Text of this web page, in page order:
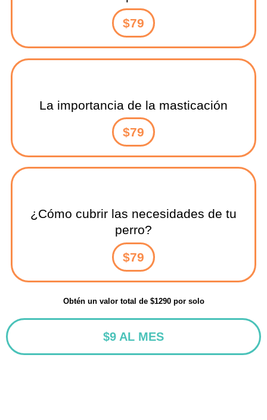
$79
La importancia de la masticación
$79
¿Cómo cubrir las necesidades de tu
perro?
$79
Obtén un valor total de $1290 por solo
$9 AL MES